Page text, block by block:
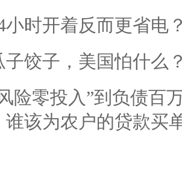
小时开着反而更省电
子饺子，美国怕什么
险零投入”到负债百
谁该为农户的贷款买